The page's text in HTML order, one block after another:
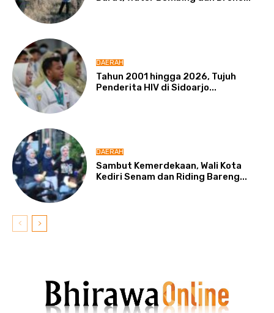
DAERAH
Tahun 2001 hingga 2026, Tujuh
Penderita HIV di Sidoarjo...
DAERAH
Sambut Kemerdekaan, Wali Kota
Kediri Senam dan Riding Bareng...